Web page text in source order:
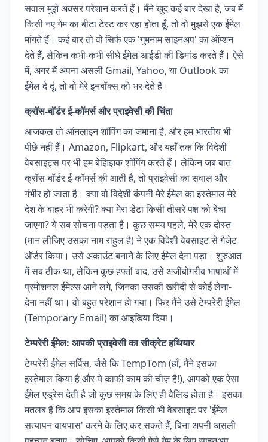
सवाल मुझे अक्सर परेशान करते हैं। मैंने खुद कई बार देखा है, जब मैं
किसी नए गेम का बीटा टेस्ट कर रहा होता हूँ, तो वो मुझसे एक ईमेल
मांगते हैं। कई बार तो वो सिर्फ एक 'गुमनाम साइनअप' का ऑप्शन
देते हैं, लेकिन कभी-कभी सीधे ईमेल आईडी की डिमांड करते हैं। ऐसे
में, अगर मैं अपना असली Gmail, Yahoo, या Outlook का
ईमेल दे दूं, तो वो मेरे इनबॉक्स को भर देते हैं।
क्रॉस-बॉर्डर ई-कॉमर्स और प्राइवेसी की चिंता
आजकल तो ऑनलाइन शॉपिंग का जमाना है, और हम भारतीय भी
पीछे नहीं हैं। Amazon, Flipkart, और यहाँ तक कि विदेशी
वेबसाइट्स पर भी हम बेझिझक शॉपिंग करते हैं। लेकिन जब बात
क्रॉस-बॉर्डर ई-कॉमर्स की आती है, तो प्राइवेसी का सवाल और
गंभीर हो जाता है। क्या वो विदेशी कंपनी मेरे ईमेल का इस्तेमाल मेरे
देश के बाहर भी करेगी? क्या मेरा डेटा किसी तीसरे पक्ष को बेचा
जाएगा? ये सब सोचना पड़ता है। कुछ समय पहले, मेरे एक दोस्त
(मान लीजिए उसका नाम राहुल है) ने एक विदेशी वेबसाइट से गैजेट
ऑर्डर किया। उसे अकाउंट बनाने के लिए ईमेल देना पड़ा। शुरुआत
में सब ठीक था, लेकिन कुछ हफ्तों बाद, उसे अजीबोगरीब भाषाओं में
प्रमोशनल ईमेल्स आने लगे, जिनका उसकी खरीदी से कोई लेना-
देना नहीं था। वो बहुत परेशान हो गया। फिर मैंने उसे टेम्परेरी ईमेल
(Temporary Email) का आइडिया दिया।
टेम्परेरी ईमेल: आपकी प्राइवेसी का सीक्रेट हथियार
टेम्परेरी ईमेल सर्विस, जैसे कि TempTom (हाँ, मैंने इसका
इस्तेमाल किया है और ये काफी काम की चीज़ है!), आपको एक ऐसा
ईमेल एड्रेस देती है जो कुछ समय के लिए ही वैलिड होता है। इसका
मतलब है कि आप इसका इस्तेमाल किसी भी वेबसाइट पर 'ईमेल
सत्यापन बायपास' करने के लिए कर सकते हैं, बिना अपनी असली